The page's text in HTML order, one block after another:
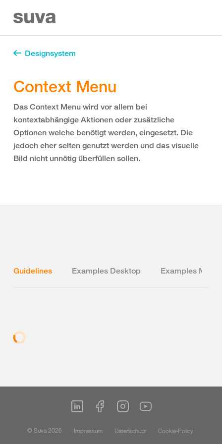
Designsystem
Context Menu
Das Context Menu wird vor allem bei
kontextabhängige Aktionen oder zusätzliche
Optionen welche benötigt werden, eingesetzt. Die
jedoch eher selten genutzt werden und das visuelle
Bild nicht unnötig überfüllen sollen.
Guidelines Examples Desktop Examples
© Suva 2026 Impressum Datenschutz Cookie-Policy